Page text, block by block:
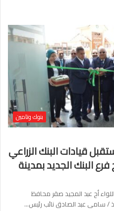
بنوك وتامين
قيادات البنك الزراعي
البنك الجديد بمدينة
أح عبد المجيد صقر محافظ
/ سامى عبد الصادق نائب رئيس…